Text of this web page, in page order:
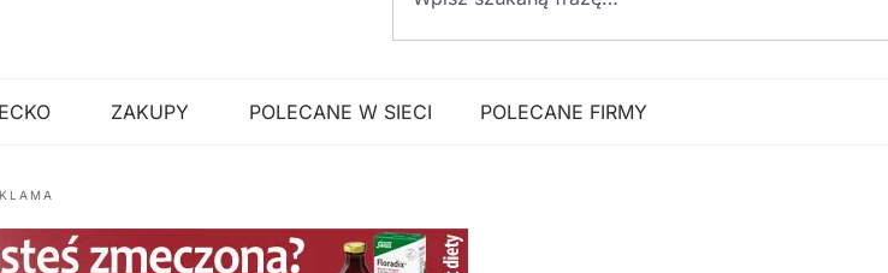
ZAKUPY POLECANE W SIECI POLECANE FIRMY